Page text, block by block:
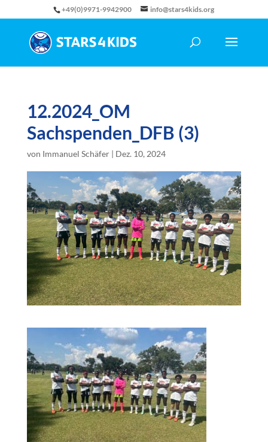
+49(0)9971-9942900 info@stars4kids.org
12.2024_OM
Sachspenden_DFB (3)
von Immanuel Schäfer| Dez. 10, 2024